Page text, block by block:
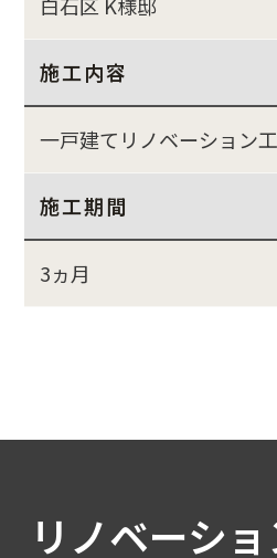
施工内容
一戸建てリノベーション
施工期間
3ヵ月
リノベーシ